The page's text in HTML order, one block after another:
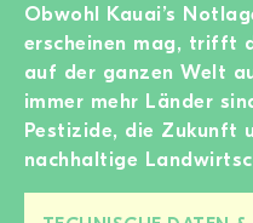
Obwohl Kauai’s
erscheinen mag, trifft
auf der ganzen Welt
immer mehr Länder
Pestizide, die Zukunft
nachhaltige